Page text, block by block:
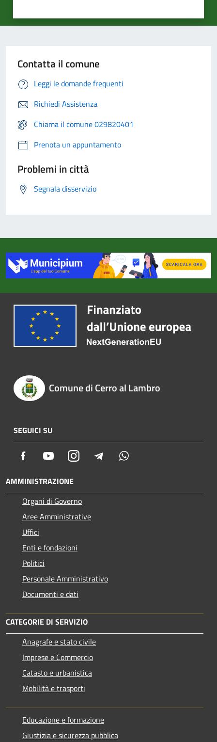
Contatta il comune
Leggi le domande frequenti
Richiedi Assistenza
Chiama il comune 029820401
Prenota un appuntamento
Problemi in città
Segnala disservizio
Comune di Cerro al Lambro
SEGUICI SU
Facebook YoutubeInstagram Telegram
AMMINISTRAZIONE
Organi di Governo
Aree Amministrative
Uffici
Enti e fondazioni
Politici
Personale Amministrativo
Documenti e dati
CATEGORIE DI SERVIZIO
Anagrafe e stato civile
Imprese e Commercio
Catasto e urbanistica
Mobilità e trasporti
Educazione e formazione
Giustizia e sicurezza pubblica